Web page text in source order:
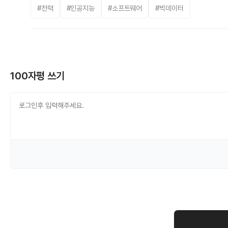
#전력 #인공지능 #소프트웨어 #빅데이터
100자평 쓰기